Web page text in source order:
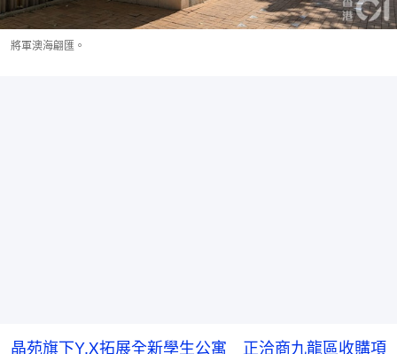
將軍澳海翩匯。
晶苑旗下Y.X拓展全新學生公寓 正洽商九龍區收購項